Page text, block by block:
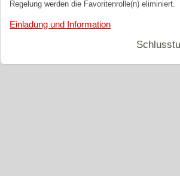
Regelung werden die Favoritenrolle(n) eliminiert.
Einladung und Information